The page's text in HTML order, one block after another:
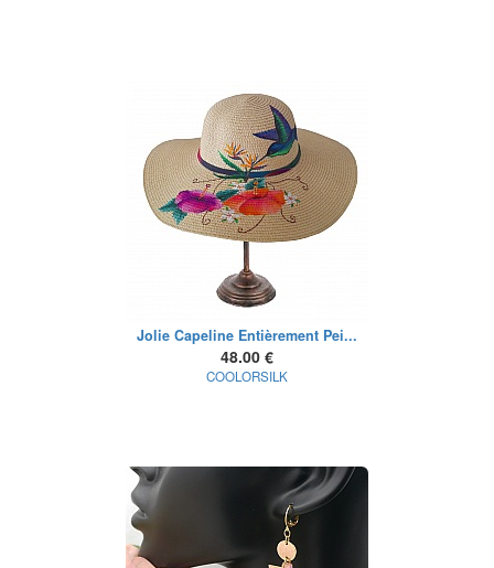
Jolie Capeline Entièrement Pei...
48.00 €
COOLORSILK